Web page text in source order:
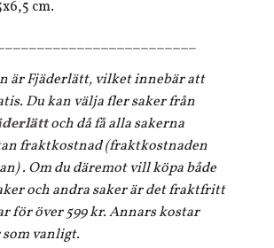
cm.
är Fjäderlätt, vilket innebär att
Du kan välja fler saker från
och då få alla sakerna
fraktkostnad (fraktkostnaden
. Om du däremot vill köpa både
och andra saker är det fraktfritt
för över 599 kr. Annars kostar
vanligt.